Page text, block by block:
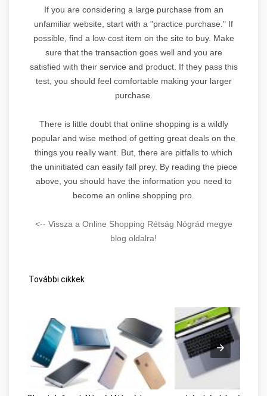
If you are considering a large purchase from an
unfamiliar website, start with a "practice purchase." If
possible, find a low-cost item on the site to buy. Make
sure that the transaction goes well and you are
satisfied with their service and product. If they pass this
test, you should feel comfortable making your larger
purchase.
There is little doubt that online shopping is a wildly
popular and wise method of getting great deals on the
things you really want. But, there are pitfalls to which
the uninitiated can easily fall prey. By reading the piece
above, you should have the information you need to
become an online shopping pro.
<-- Vissza a Online Shopping Rétság Nógrád megye
blog oldalra!
További cikkek